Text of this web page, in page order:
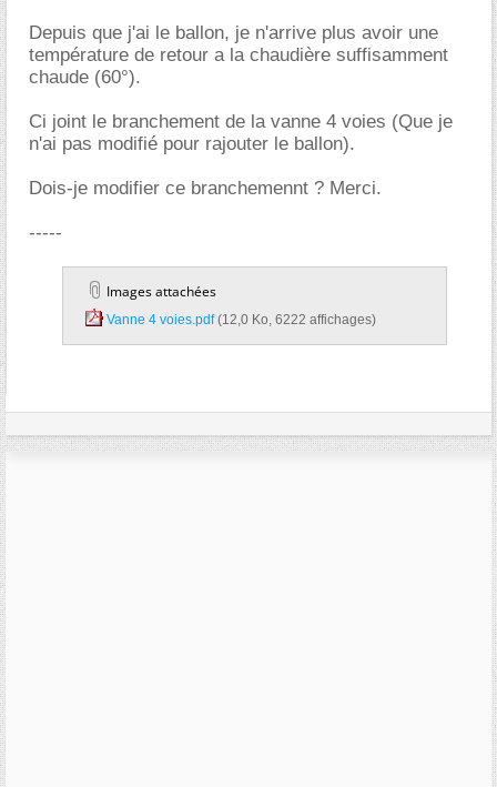
Depuis que j'ai le ballon, je n'arrive plus avoir une
température de retour a la chaudière suffisamment
chaude (60°).
Ci joint le branchement de la vanne 4 voies (Que je
n'ai pas modifié pour rajouter le ballon).
Dois-je modifier ce branchemennt ? Merci.
-----
Images attachées
Vanne 4 voies.pdf‎ (12,0 Ko, 6222 affichages)